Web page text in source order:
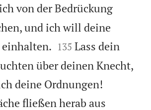
von der Bedrückung
und ich will deine


135 Lass dein
über deinen Knecht,
deine Ordnungen!
fließen herab aus